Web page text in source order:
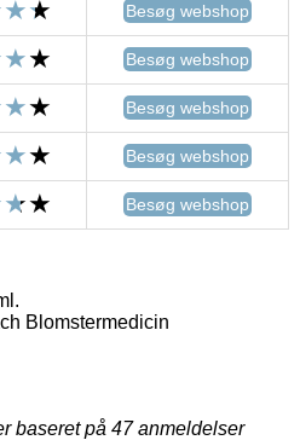
Besøg webshop
Besøg webshop
Besøg webshop
Besøg webshop
Besøg webshop
Blomstermedicin
baseret på 47anmeldelser